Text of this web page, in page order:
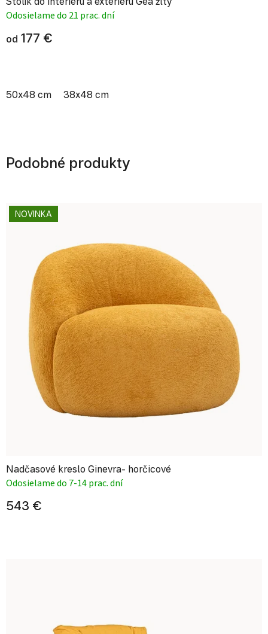
Odosielame do 21 prac. dní
od 177 €
50x48 cm 38x48 cm
Podobné produkty
NOVINKA
Nadčasové kreslo Ginevra- horčicové
Odosielame do 7-14 prac. dní
543 €